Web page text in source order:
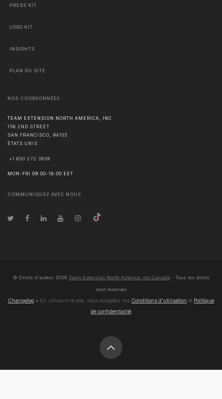
PRESS KIT
LOGO KIT
INSIGHTS
PLAN DU SITE
NOS COORDONNÉES
TEAM EXTENSION NORTH AMERICA, INC
156 2ND STREET
SAN FRANCISCO
94105
ÉTATS UNIS
+1 650 272 3939
MON-FRI 09:00-18:00 EET
COMMUNIQUEZ AVEC NOUS
© Droits d'auteur 2026 Team Extension North America, Inc Canada - Tous les droits
sont réservés
Changelog ● En utilisant ce site, vous acceptez nos Conditions d'utilisation et Politique
de confidentialité